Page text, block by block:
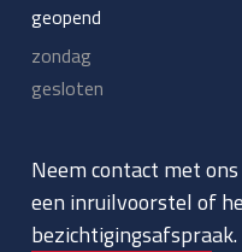
geopend
zondag
gesloten
Neem contact met
een inruilvoorstel of
bezichtigingsafspraak.